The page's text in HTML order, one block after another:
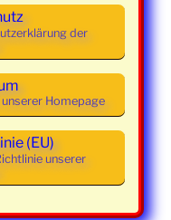
-
Mainstream
-
Class und
Mainstream
-
Class und
der
Homepage
(EU)
unserer